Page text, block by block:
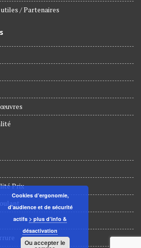
/ Partenaires
Prix
Cookies d’ergonomie,
d’audience et de sécurité
actifs > plus d’info &
désactivation
Ou accepter le